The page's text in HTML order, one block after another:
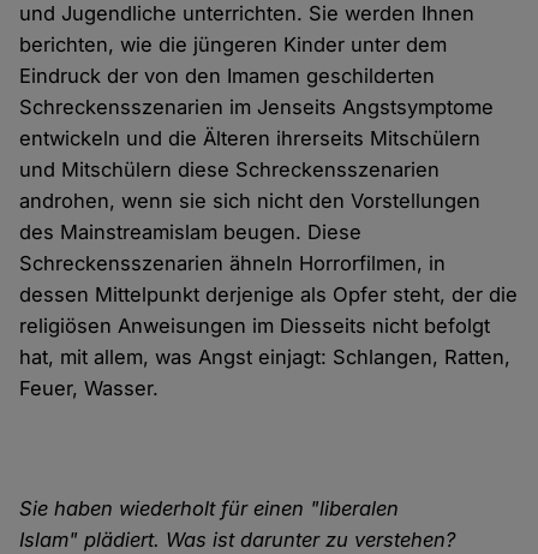
und Jugendliche unterrichten. Sie werden Ihnen
berichten, wie die jüngeren Kinder unter dem
Eindruck der von den Imamen geschilderten
Schreckensszenarien im Jenseits Angstsymptome
entwickeln und die Älteren ihrerseits Mitschülern
und Mitschülern diese Schreckensszenarien
androhen, wenn sie sich nicht den Vorstellungen
des Mainstreamislam beugen. Diese
Schreckensszenarien ähneln Horrorfilmen, in
dessen Mittelpunkt derjenige als Opfer steht, der die
religiösen Anweisungen im Diesseits nicht befolgt
hat, mit allem, was Angst einjagt: Schlangen, Ratten,
Feuer, Wasser.
Sie haben wiederholt für einen "liberalen
Islam" plädiert. Was ist darunter zu verstehen?